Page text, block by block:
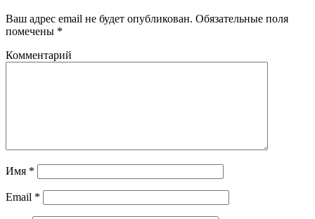
Ваш адрес email не будет опубликован. Обязательные поля
помечены *
Комментарий
Имя *
Email *